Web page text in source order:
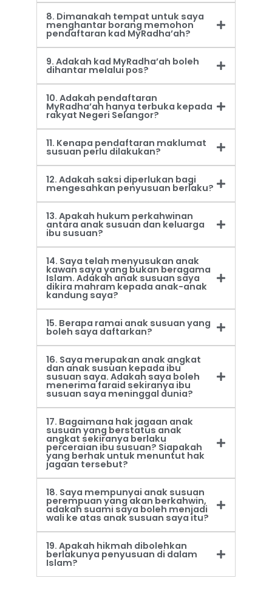
8. Dimanakah tempat untuk saya
menghantar borang memohon
pendaftaran kad MyRadha’ah?
9. Adakah kad MyRadha’ah boleh
dihantar melalui pos?
10. Adakah pendaftaran
MyRadha’ah hanya terbuka kepada
rakyat Negeri Selangor?
11. Kenapa pendaftaran maklumat
susuan perlu dilakukan?
12. Adakah saksi diperlukan bagi
mengesahkan penyusuan berlaku?
13. Apakah hukum perkahwinan
antara anak susuan dan keluarga
ibu susuan?
14. Saya telah menyusukan anak
kawan saya yang bukan beragama
Islam. Adakah anak susuan saya
dikira mahram kepada anak-anak
kandung saya?
15. Berapa ramai anak susuan yang
boleh saya daftarkan?
16. Saya merupakan anak angkat
dan anak susuan kepada ibu
susuan saya. Adakah saya boleh
menerima faraid sekiranya ibu
susuan saya meninggal dunia?
17. Bagaimana hak jagaan anak
susuan yang berstatus anak
angkat sekiranya berlaku
perceraian ibu susuan? Siapakah
yang berhak untuk menuntut hak
jagaan tersebut?
18. Saya mempunyai anak susuan
perempuan yang akan berkahwin,
adakah suami saya boleh menjadi
wali ke atas anak susuan saya itu?
19. Apakah hikmah dibolehkan
berlakunya penyusuan di dalam
Islam?